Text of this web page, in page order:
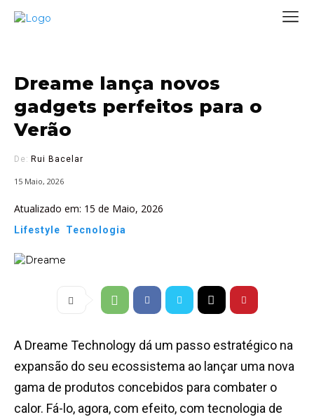
Dreame lança novos
gadgets perfeitos para o
Verão
De: Rui Bacelar
15 Maio, 2026
Atualizado em: 15 de Maio, 2026
Lifestyle Tecnologia
A Dreame Technology dá um passo estratégico na
expansão do seu ecossistema ao lançar uma nova
gama de produtos concebidos para combater o
calor. Fá-lo, agora, com efeito, com tecnologia de